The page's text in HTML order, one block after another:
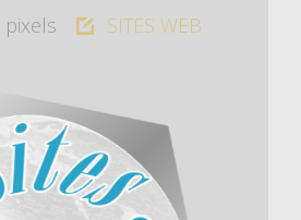
pixels SITES WEB